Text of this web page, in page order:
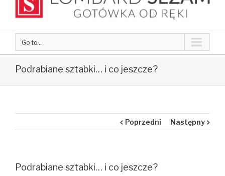
Go to...
Podrabiane sztabki… i co jeszcze?
Poprzedni Następny
Podrabiane sztabki… i co jeszcze?